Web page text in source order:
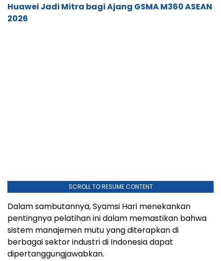
Huawei Jadi Mitra bagi Ajang GSMA M360 ASEAN
2026
SCROLL TO RESUME CONTENT
Dalam sambutannya, Syamsi Hari menekankan
pentingnya pelatihan ini dalam memastikan bahwa
sistem manajemen mutu yang diterapkan di
berbagai sektor industri di Indonesia dapat
dipertanggungjawabkan.